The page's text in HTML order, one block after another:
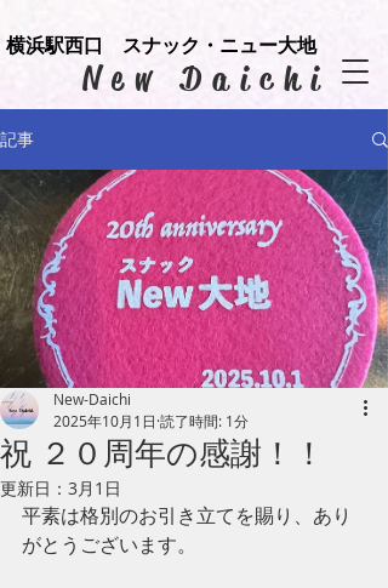
​New Daichi
横浜駅西口 スナック・ニュー大地
記事
祝 ２０周年の感謝！！
New-Daichi
2025年10月1日 読了時間: 1分
更新日： 3月1日
平素は格別のお引き立てを賜り、あり
がとうございます。